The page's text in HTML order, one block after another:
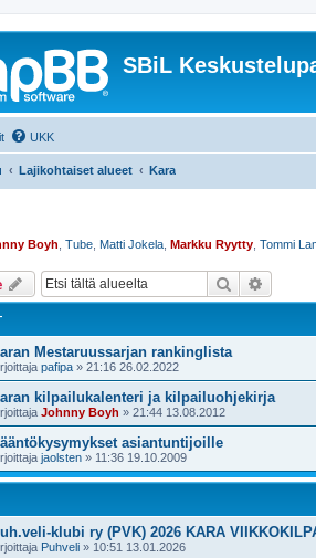
SBiL
UKK
Lajikohtaiset alueet Kara
Boyh Tube Matti Jokela Markku Ryytty Tommi
Etsi
Mestaruussarjan rankinglista
pafipa » 21:16 26.02.2022
kilpailukalenteri ja kilpailuohjekirja
Johnny Boyh » 21:44 13.08.2012
asiantuntijoille
jaolsten » 11:36 19.10.2009
klubi ry (PVK) 2026 KARA
Puhveli » 10:51 13.01.2026